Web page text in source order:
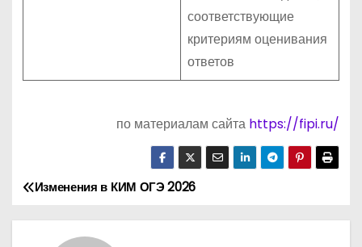
соответствующие
критериям оценивания
ответов
по материалам сайта https://fipi.ru/
Н
а
Изменения в КИМ ОГЭ 2026